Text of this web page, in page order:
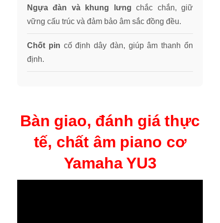
Ngựa đàn và khung lưng chắc chắn, giữ
vững cấu trúc và đảm bảo âm sắc đồng đều.
Chốt pin cố định dây đàn, giúp âm thanh ổn
định.
Bàn giao, đánh giá thực
tế, chất âm piano cơ
Yamaha YU3